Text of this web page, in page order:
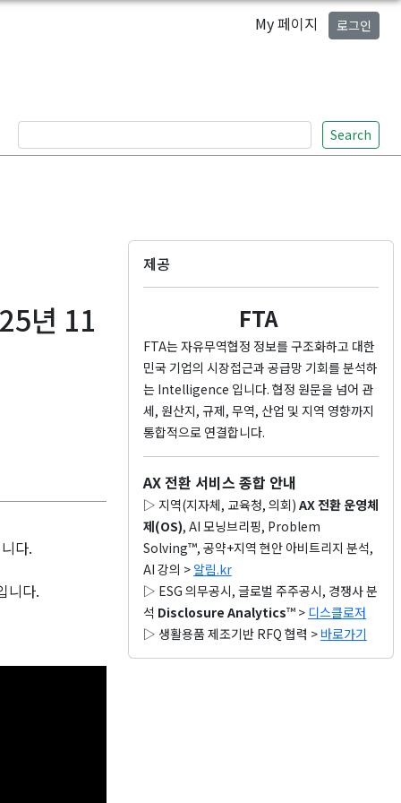
My 페이지 로그인
Search
년 11
다.
니다.
제공
FTA
FTA는 자유무역협정 정보를 구조화하고 대한
민국 기업의 시장접근과 공급망 기회를 분석하
는 Intelligence 입니다. 협정 원문을 넘어 관
세, 원산지, 규제, 무역, 산업 및 지역 영향까지
통합적으로 연결합니다.
AX 전환 서비스 종합 안내
▷ 지역(지자체, 교육청, 의회) AX 전환 운영체
제(OS), AI 모닝브리핑, Problem
Solving™, 공약+지역 현안 아비트리지 분석,
AI 강의 > 알림.kr
▷ ESG 의무공시, 글로벌 주주공시, 경쟁사 분
석 Disclosure Analytics™ > 디스클로저
▷ 생활용품 제조기반 RFQ 협력 > 바로가기